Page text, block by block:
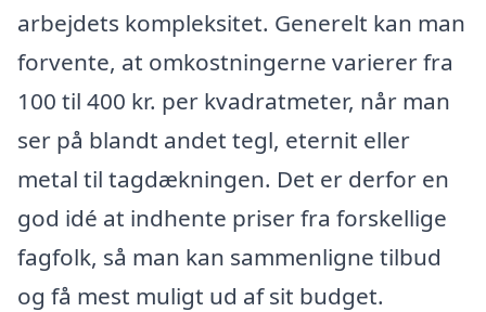
arbejdets kompleksitet. Generelt kan man
forvente, at omkostningerne varierer fra
100 til 400 kr. per kvadratmeter, når man
ser på blandt andet tegl, eternit eller
metal til tagdækningen. Det er derfor en
god idé at indhente priser fra forskellige
fagfolk, så man kan sammenligne tilbud
og få mest muligt ud af sit budget.